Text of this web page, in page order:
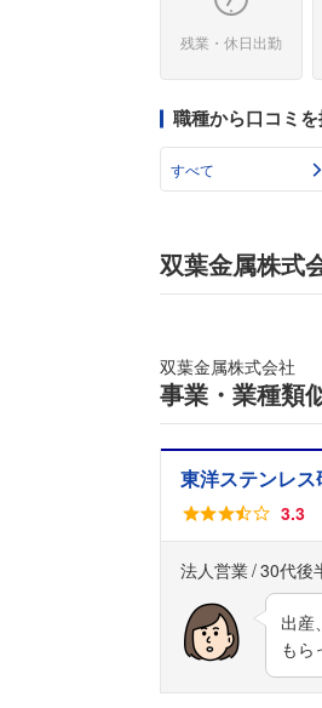
残業・休日出勤
職種から口コミ
すべて
双葉金属株式
双葉金属株式会社
事業・業種類
東洋ステンレ
3.3
法人営業 30代後
出産
もら